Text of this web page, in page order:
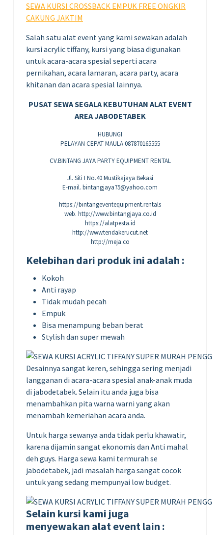
SEWA KURSI CROSSBACK EMPUK FREE ONGKIR
CAKUNG JAKTIM
Salah satu alat event yang kami sewakan adalah
kursi acrylic tiffany, kursi yang biasa digunakan
untuk acara-acara spesial seperti acara
pernikahan, acara lamaran, acara party, acara
khitanan dan acara spesial lainnya.
PUSAT SEWA SEGALA KEBUTUHAN ALAT EVENT
AREA JABODETABEK
HUBUNGI
PELAYAN CEPAT MAULA 087870165555
CV.BINTANG JAYA PARTY EQUIPMENT RENTAL
Jl. Siti I No.40 Mustikajaya Bekasi
E-mail. bintangjaya75@yahoo.com
https://bintangeventequipment.rentals
web. http://www.bintangjaya.co.id
https://alatpesta.id
http://www.tendakerucut.net
http://meja.co
Kelebihan dari produk ini adalah :
Kokoh
Anti rayap
Tidak mudah pecah
Empuk
Bisa menampung beban berat
Stylish dan super mewah
Desainnya sangat keren, sehingga sering menjadi
langganan di acara-acara spesial anak-anak muda
di jabodetabek. Selain itu anda juga bisa
menambahkan pita warna warni yang akan
menambah kemeriahan acara anda.
Untuk harga sewanya anda tidak perlu khawatir,
karena dijamin sangat ekonomis dan Anti mahal
deh guys. Harga sewa kami termurah se
jabodetabek, jadi masalah harga sangat cocok
untuk yang sedang mempunyai low budget.
Selain kursi kami juga
menyewakan alat event lain :